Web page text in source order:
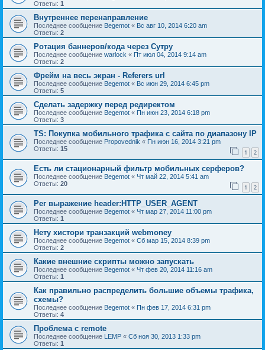
Ответы: 1
Внутреннее перенаправление
Последнее сообщение Begemot « Вс авг 10, 2014 6:20 am
Ответы: 2
Ротация баннеров/кода через Сутру
Последнее сообщение warlock « Пт июл 04, 2014 9:14 am
Ответы: 2
Фрейм на весь экран - Referers url
Последнее сообщение Begemot « Вс июн 29, 2014 6:45 pm
Ответы: 5
Сделать задержку перед редиректом
Последнее сообщение Begemot « Пн июн 23, 2014 6:18 pm
Ответы: 3
TS: Покупка мобильного трафика с сайта по диапазону IP
Последнее сообщение Propovednik « Пн июн 16, 2014 3:21 pm
Ответы: 15 1 2
Есть ли стационарный фильтр мобильных серферов?
Последнее сообщение Begemot « Чт май 22, 2014 5:41 am
Ответы: 20 1 2
Рег выражение header:HTTP_USER_AGENT
Последнее сообщение Begemot « Чт мар 27, 2014 11:00 pm
Ответы: 1
Нету хистори транзакций webmoney
Последнее сообщение Begemot « Сб мар 15, 2014 8:39 pm
Ответы: 2
Какие внешние скрипты можно запускать
Последнее сообщение Begemot « Чт фев 20, 2014 11:16 am
Ответы: 1
Как правильно распределить большие объемы трафика,
схемы?
Последнее сообщение Begemot « Пн фев 17, 2014 6:31 pm
Ответы: 4
Проблема с remote
Последнее сообщение LEMP « Сб ноя 30, 2013 1:33 pm
Ответы: 1